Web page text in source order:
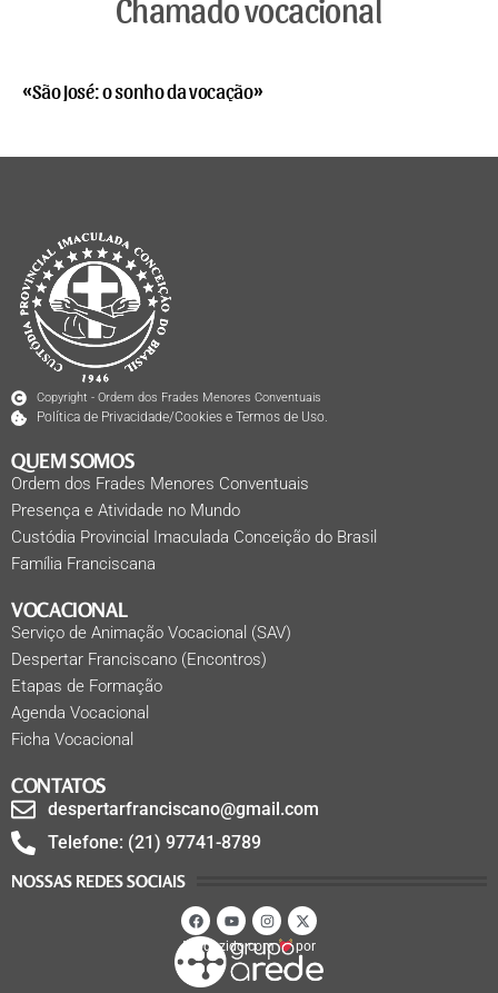
«São José: o sonho da vocação»
Copyright - Ordem dos Frades Menores Conventuais
Política de Privacidade/Cookies e Termos de Uso.
QUEM SOMOS
Ordem dos Frades Menores Conventuais
Presença e Atividade no Mundo
Custódia Provincial Imaculada Conceição do Brasil
Família Franciscana
VOCACIONAL
Serviço de Animação Vocacional (SAV)
Despertar Franciscano (Encontros)
Etapas de Formação
Agenda Vocacional
Ficha Vocacional
CONTATOS
despertarfranciscano@gmail.com
Telefone: (21) 97741-8789
NOSSAS REDES SOCIAIS
Produzido com por